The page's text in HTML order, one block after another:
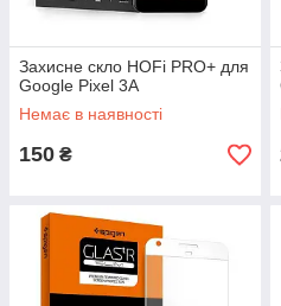
Захисне скло HOFi PRO+ для
Google Pixel 3A
Немає в наявності
150 ₴